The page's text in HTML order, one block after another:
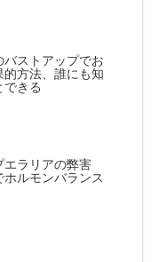
ストアップでお
方法、誰にも知
できる
ラリアの弊害
ホルモンバランス